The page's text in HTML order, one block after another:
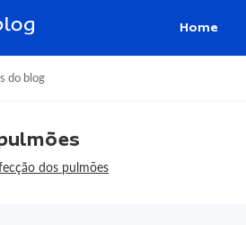
Home
do blog
dos pulmões